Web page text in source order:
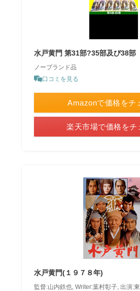
水戸黄門 第31部?35部及び38部
ノーブランド品
口コミを見る
Amazonで価格をチ
楽天市場で価格をチ
水戸黄門(１９７８年)
監督:山内鉄也, Writer:葉村彰子, 出演: